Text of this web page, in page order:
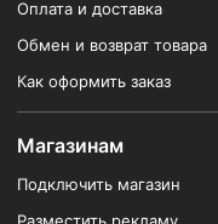
Оплата и доставка
Обмен и возврат товара
Как оформить заказ
Магазинам
Подключить магазин